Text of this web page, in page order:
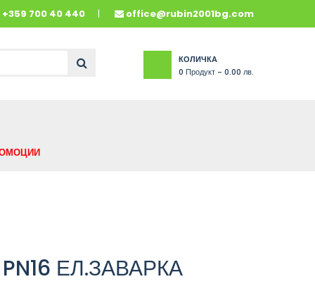
+359 700 40 440 office@rubin2001bg.com
КОЛИЧКА
0 Продукт - 0.00 лв.
ЕЛ.ЗАВАРКА